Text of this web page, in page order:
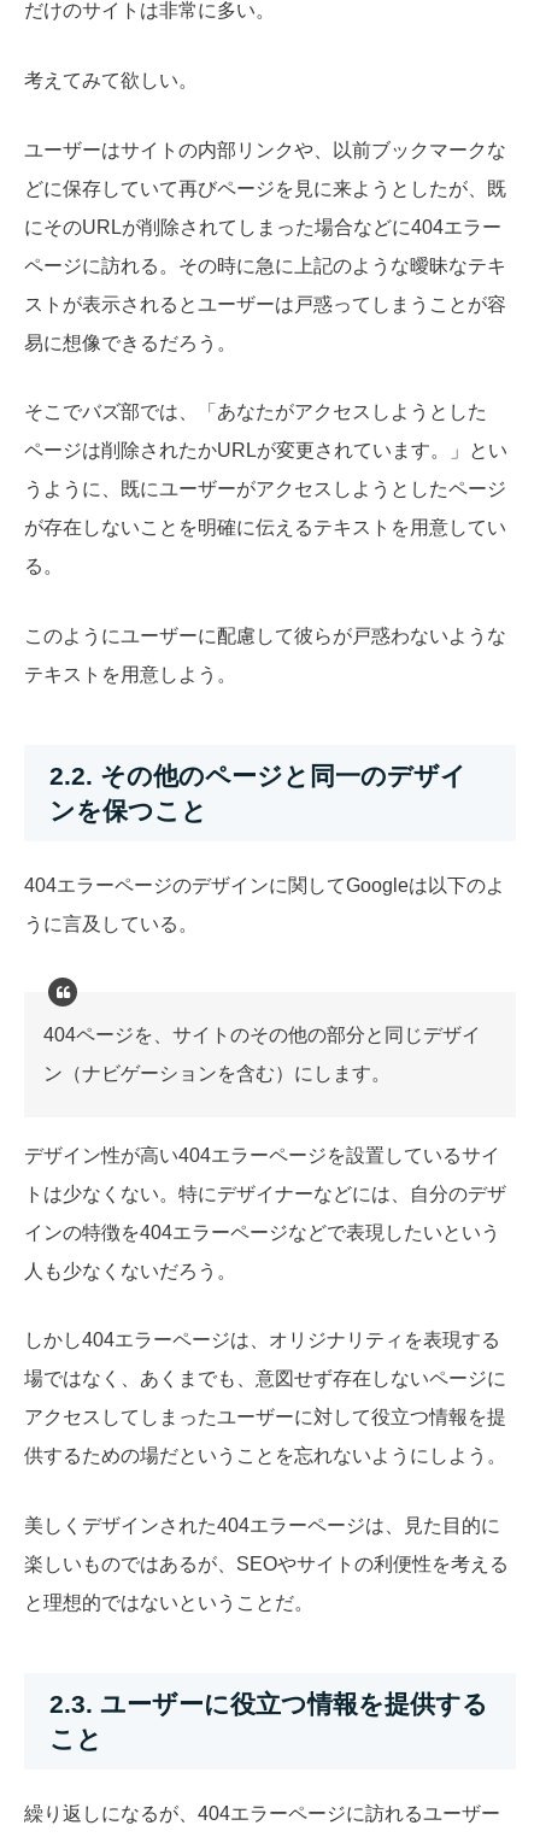
だけのサイトは非常に多い。
考えてみて欲しい。
ユーザーはサイトの内部リンクや、以前ブックマークな
どに保存していて再びページを見に来ようとしたが、既
にそのURLが削除されてしまった場合などに404エラー
ページに訪れる。その時に急に上記のような曖昧なテキ
ストが表示されるとユーザーは戸惑ってしまうことが容
易に想像できるだろう。
そこでバズ部では、「あなたがアクセスしようとした
ページは削除されたかURLが変更されています。」とい
うように、既にユーザーがアクセスしようとしたページ
が存在しないことを明確に伝えるテキストを用意してい
る。
このようにユーザーに配慮して彼らが戸惑わないような
テキストを用意しよう。
2.2. その他のページと同一のデザイ
ンを保つこと
404エラーページのデザインに関してGoogleは以下のよ
うに言及している。
404ページを、サイトのその他の部分と同じデザイ
ン（ナビゲーションを含む）にします。
デザイン性が高い404エラーページを設置しているサイ
トは少なくない。特にデザイナーなどには、自分のデザ
インの特徴を404エラーページなどで表現したいという
人も少なくないだろう。
しかし404エラーページは、オリジナリティを表現する
場ではなく、あくまでも、意図せず存在しないページに
アクセスしてしまったユーザーに対して役立つ情報を提
供するための場だということを忘れないようにしよう。
美しくデザインされた404エラーページは、見た目的に
楽しいものではあるが、SEOやサイトの利便性を考える
と理想的ではないということだ。
2.3. ユーザーに役立つ情報を提供する
こと
繰り返しになるが、404エラーページに訪れるユーザー